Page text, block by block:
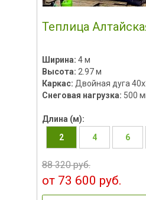
Теплица
Ширина: 4 м
Высота: 2.97 м
Каркас: Двойная дуга
Снеговая нагрузка: 500
Длина (м):
2
4 6
88 320 руб.
от 73 600 руб.